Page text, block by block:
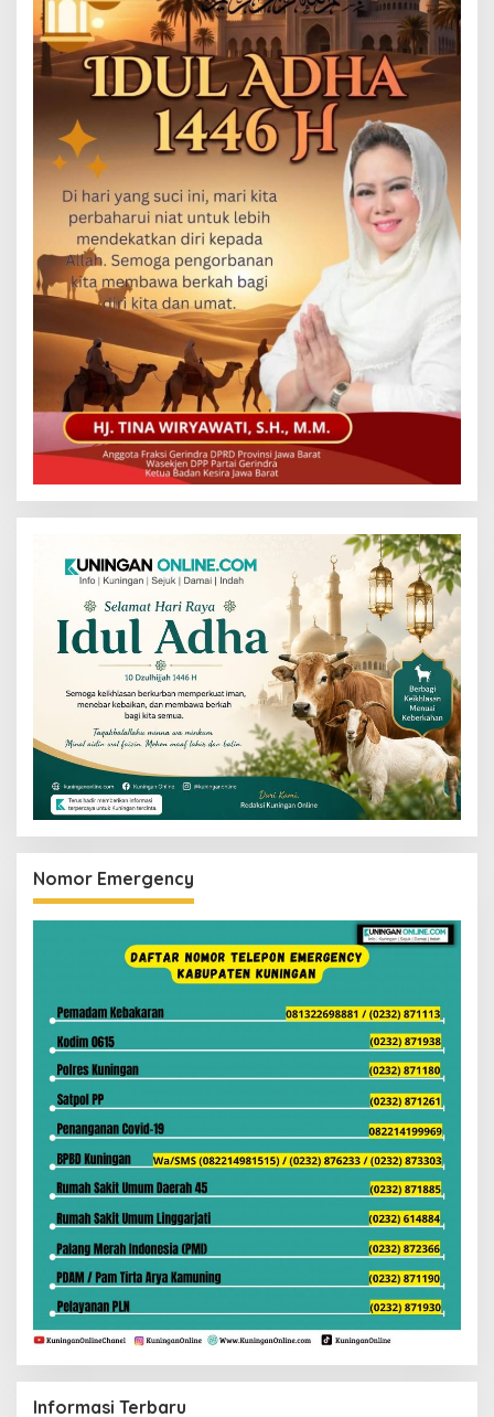
Nomor Emergency
Informasi Terbaru